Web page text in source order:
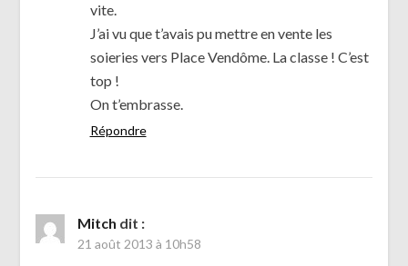
vite.
J’ai vu que t’avais pu mettre en vente les
soieries vers Place Vendôme. La classe ! C’est
top !
On t’embrasse.
Répondre
Mitch dit :
21 août 2013 à 10h58